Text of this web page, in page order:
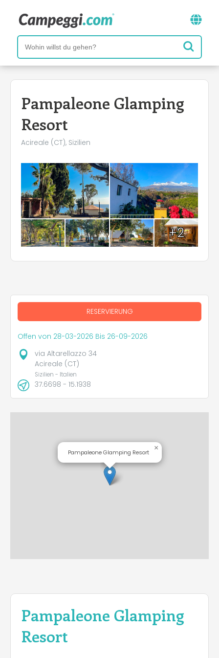
Pampaleone Glamping
Resort
Acireale (CT), Sizilien
+2
Pampaleone Glamping
Resort
RESERVIERUNG
Offen von 28-03-2026 Bis 26-09-2026
via Altarellazzo 34
Acireale (CT)
Sizilien - Italien
37.6698 - 15.1938
Pampaleone Glamping Resort
×